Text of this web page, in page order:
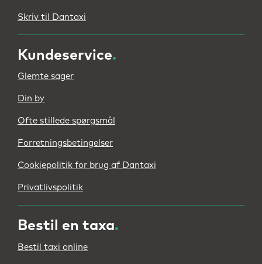
Skriv til Dantaxi
Kundeservice.
Glemte sager
Din by
Ofte stillede spørgsmål
Forretningsbetingelser
Cookiepolitik for brug af Dantaxi
Privatlivspolitik
Bestil en taxa.
Bestil taxi online